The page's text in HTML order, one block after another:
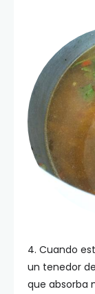
4. Cuando
un tenedor
que absorba